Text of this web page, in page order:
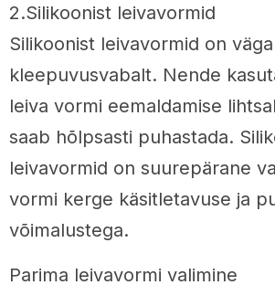
2.Silikoonist leivavormid
Silikoonist leivavormid on
kleepuvusvabalt. Nende
leiva vormi eemaldamise
saab hõlpsasti puhastada.
leivavormid on suurepärane
vormi kerge käsitletavuse ja
võimalustega.
Parima leivavormi valimine